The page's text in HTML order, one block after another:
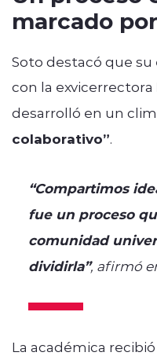
marcado
Soto destacó que
con la exvicerrectora
desarrolló en un
colaborativo”.
“Compartimos
fue un proceso
comunidad
dividirla”, afirmó
La académica